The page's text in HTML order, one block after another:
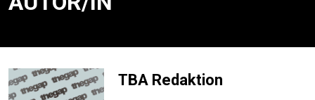
TBA Redaktion